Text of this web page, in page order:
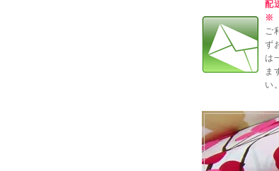
配
※
ご
ず
は
ま
い。